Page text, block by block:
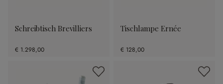
Schreibtisch Brevilliers
€ 1.298,00
Tischlampe Ernée
€ 128,00